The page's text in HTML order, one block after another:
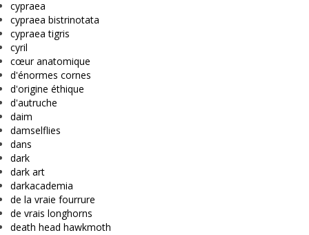
cypraea
cypraea bistrinotata
cypraea tigris
cyril
cœur anatomique
d'énormes cornes
d'origine éthique
d'autruche
daim
damselflies
dans
dark
dark art
darkacademia
de la vraie fourrure
de vrais longhorns
death head hawkmoth